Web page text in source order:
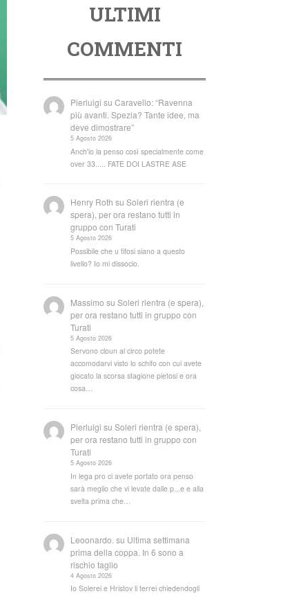
ULTIMI
COMMENTI
Pierluigi suCaravello: “Ravenna
più avanti. Spezia? Tante idee, ma
deve dimostrare”
5 Agosto 2026
Anch'io la penso così specialmente come
over 33..... FATE DOI LASTRE ASE
Henry Roth suSoleri rientra (e
spera), per ora restano tutti in
gruppo con Turati
5 Agosto 2026
Possibile che u tifosi siano a questo
livello? Io mi dissocio.
Massimo suSoleri rientra (e spera),
per ora restano tutti in gruppo con
Turati
5 Agosto 2026
Servono cloun al circo potete
accomodarvi visto lo schifo con cui avete
giocato la scorsa stagione pietosi e ora
cosa…
Pierluigi suSoleri rientra (e spera),
per ora restano tutti in gruppo con
Turati
5 Agosto 2026
In lega pro ci avete portato ora penso
sarà meglio che vi levate dalle p...e e alla
svelta prima che…
Leoonardo. su Ultima settimana
prima della coppa. In 6 sono a
rischio taglio
4 Agosto 2026
Io Solerei e Hristov li terrei chiedendogli